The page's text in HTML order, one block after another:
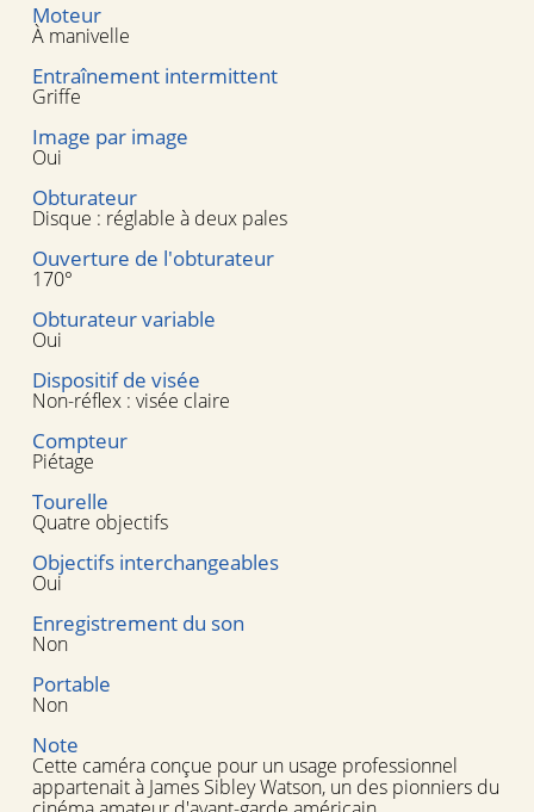
Moteur
À manivelle
Entraînement intermittent
Griffe
Image par image
Oui
Obturateur
Disque : réglable à deux pales
Ouverture de l'obturateur
170°
Obturateur variable
Oui
Dispositif de visée
Non-réflex : visée claire
Compteur
Piétage
Tourelle
Quatre objectifs
Objectifs interchangeables
Oui
Enregistrement du son
Non
Portable
Non
Note
Cette caméra conçue pour un usage professionnel
appartenait à James Sibley Watson, un des pionniers du